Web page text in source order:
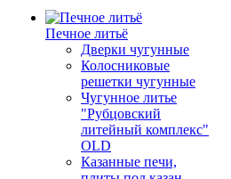
Печное литьё
Дверки чугунные
Колосниковые
решетки чугунные
Чугунное литье
"Рубцовский
литейный комплекс"
OLD
Казанные печи,